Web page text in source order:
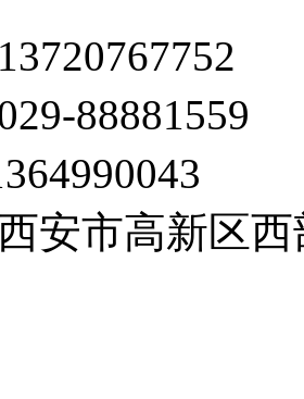
88881559
安市高新区西